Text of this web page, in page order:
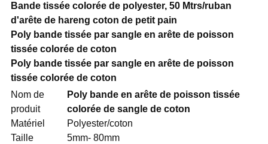
DE
CONFIDENTIALITÉ
Bande tissée colorée de polyester, 50 Mtrs/ruban
d'arête de hareng coton de petit pain
Poly bande tissée par sangle en arête de poisson
tissée colorée de coton
Poly bande tissée par sangle en arête de poisson
tissée colorée de coton
Nom de
produit
Poly bande en arête de poisson tissée
colorée de sangle de coton
Matériel
Polyester/coton
Taille
5mm- 80mm